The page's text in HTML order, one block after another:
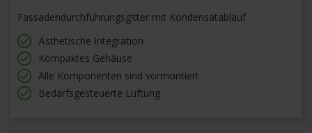
Fassadendurchführungsgitter mit Kondensatablauf
Ästhetische Integration
Kompaktes Gehäuse
Alle Komponenten sind vormontiert
Bedarfsgesteuerte Lüftung